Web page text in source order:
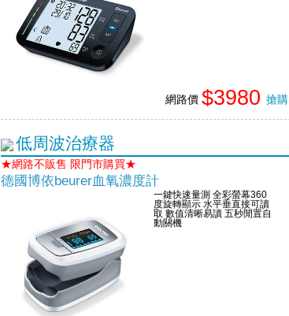
網路價 $3980 搶購
低周波治療器
★網路不販售 限門市購買★
德國博依beurer血氧濃度計
一鍵快速量測 全彩螢幕360
度旋轉顯示 水平垂直接可讀
取 數值清晰易讀 五秒閒置自
動關機